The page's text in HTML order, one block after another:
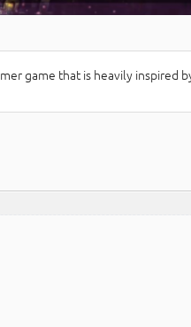
game that is heavily inspired